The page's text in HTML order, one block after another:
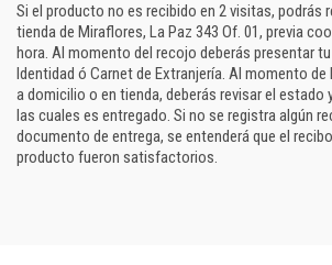
Si el producto no es recibido en 2 visitas, podrás
tienda de Miraflores, La Paz 343 Of. 01, previa
hora. Al momento del recojo deberás presentar
Identidad ó Carnet de Extranjería. Al momento
a domicilio o en tienda, deberás revisar el estado
las cuales es entregado. Si no se registra algún
documento de entrega, se entenderá que el
producto fueron satisfactorios.